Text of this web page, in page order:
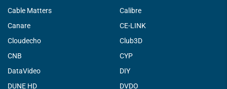
Cable Matters
Calibre
Canare
CE-LINK
Cloudecho
Club3D
CNB
CYP
DataVideo
DIY
DUNE HD
DVDO